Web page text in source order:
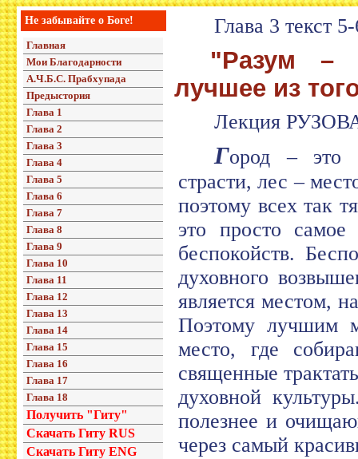
Не забывайте о Боге!
Главная
Мои Благодарности
А.Ч.Б.С. Прабхупада
Предыстория
Глава 1
Глава 2
Глава 3
Глава 4
Глава 5
Глава 6
Глава 7
Глава 8
Глава 9
Глава 10
Глава 11
Глава 12
Глава 13
Глава 14
Глава 15
Глава 16
Глава 17
Глава 18
Получить "Гиту"
Скачать Гиту RUS
Скачать Гиту ENG
Глава 3 текст
"Разум –
лучшее из
Лекция
Город – это
страсти, лес –
поэтому всех так
это просто
беспокойств.
духовного
является местом,
Поэтому лучшим
место, где
священные
духовной
полезнее и
через самый